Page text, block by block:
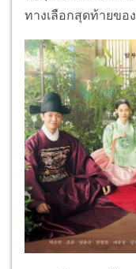
ทางเลือกสุดท้ายของ